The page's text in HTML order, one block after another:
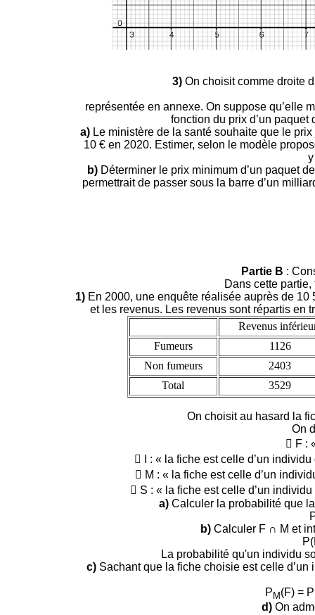
3)On choisit comme droite
représentée en annexe. On suppose qu’elle
fonction du prix d’un
a) Le ministère de la santé souhaite que le
10 € en 2020. Estimer, selon le modèle
b)Déterminer le prix minimum d’un paquet
permettrait de passer sous la barre d’un
Partie B :
Dans cette
1) En 2000, une enquête réalisée auprès de
et les revenus. Les revenus sont répartis en
Revenus
Fumeurs
1126
Non fumeurs
2403
Total
3529
On choisit au hasard la
On
 F :
 I : « la fiche est celle d’un
 M : « la fiche est celle d’un
 S : « la fiche est celle d’un
a) Calculer la probabilité que
b) Calculer F ∩ M et
P(
La probabilité qu'un individu
c) Sachant que la fiche choisie est celle d’un
P M (F) =
d) On